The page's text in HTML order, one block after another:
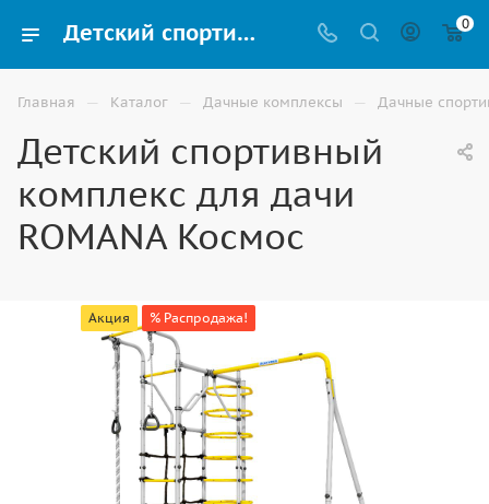
Детский спортивный комплекс для дачи ROMANA Космос купить в Ставрополе 0
Главная — Каталог — Дачные комплексы — Дачные
Детский спортивный
комплекс для дачи
ROMANA Космос
Акция % Распродажа!